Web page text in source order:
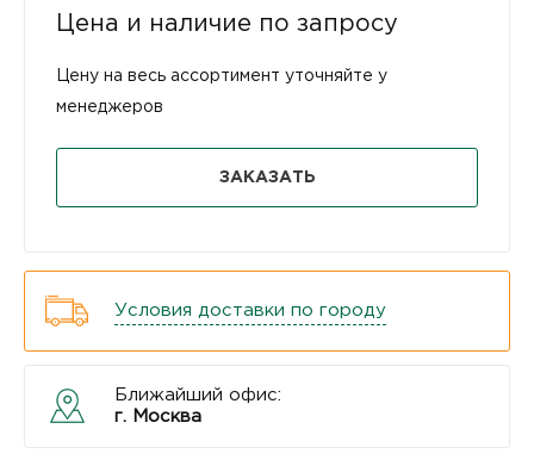
Цена и наличие по запросу
Цену на весь ассортимент уточняйте у
менеджеров
ЗАКАЗАТЬ
Условия доставки по городу
Ближайший офис:
г. Москва